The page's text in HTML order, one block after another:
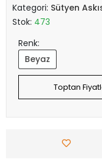
Kategori: Sütyen
Stok: 473
Renk:
Beyaz
Toptan